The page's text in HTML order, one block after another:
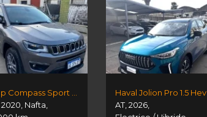
Jeep Compass Sport 2.4 Mt
2020, Nafta,
Haval Jolion Pro 1.5 Hev
AT,2026,